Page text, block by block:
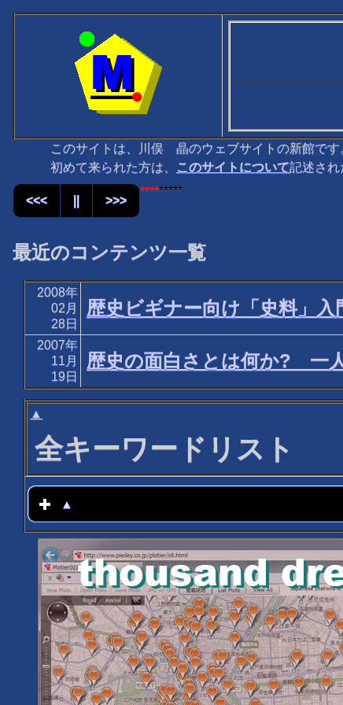
このサイトは、川俣 晶のウェブサイトの新館です
初めて来られた方は、
このサイトについて記述され
<<< || >>>
*********
最近のコンテンツ一覧
2008年
02月
28日
歴史ビギナー向け「史料」
2007年
11月
19日
歴史の面白さとは何か? 一
▲
全キーワードリスト
▲